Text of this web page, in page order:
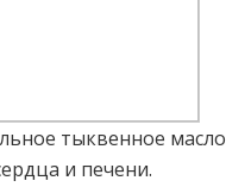
тыквенное масло
и печени.